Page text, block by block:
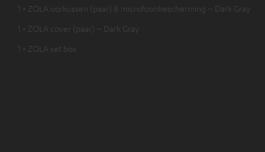
1 × ZOLA oorkussen (paar) & microfoonbescherming – Dark Gray
1 × ZOLA cover (paar) – Dark Gray
1 × ZOLA set box